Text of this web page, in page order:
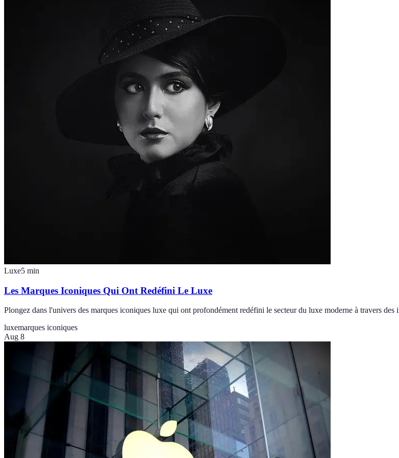
Luxe5 min
Les Marques Iconiques Qui Ont Redéfini Le Luxe
Plongez dans l'univers des marques iconiques luxe qui ont profondément redéfini le secteur du luxe moderne à travers des
luxemarques iconiques
Aug 8